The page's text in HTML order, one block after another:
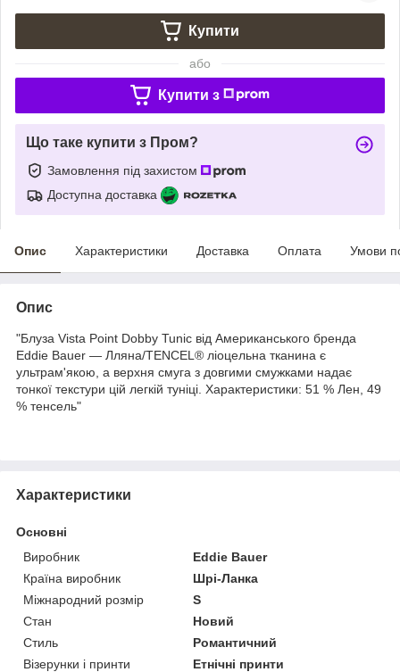
Купити
або
Купити з
Що таке купити з Пром?
Замовлення під захистом
Доступна доставка
Опис Характеристики Доставка Оплата Умови
Опис
"Блуза Vista Point Dobby Tunic від Американського бренда
Eddie Bauer — Лляна/TENCEL® ліоцельна тканина є
ультрам'якою, а верхня смуга з довгими смужками надає
тонкої текстури цій легкій туніці. Характеристики: 51 % Лен, 49
% тенсель"
Характеристики
Основні
Виробник
Eddie Bauer
Країна виробник
Шрі-Ланка
Міжнародний розмір
S
Стан
Новий
Стиль
Романтичний
Візерунки і принти
Етнічні принти